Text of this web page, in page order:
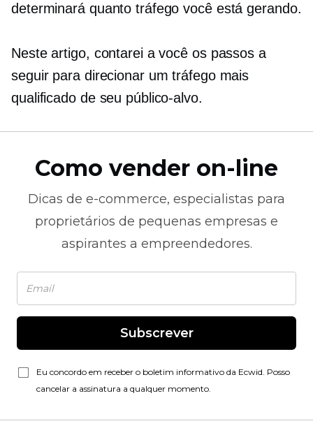
determinará quanto tráfego você está gerando.
Neste artigo, contarei a você os passos a
seguir para direcionar um tráfego mais
qualificado de seu público-alvo.
Como vender on-line
Dicas de e-commerce, especialistas para
proprietários de pequenas empresas e
aspirantes a empreendedores.
Subscrever
Eu concordo em receber o boletim informativo da Ecwid. Posso
cancelar a assinatura a qualquer momento.